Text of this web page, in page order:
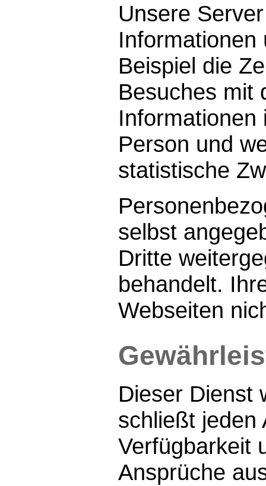
Unsere
Informationen
Beispiel die
Besuches mit
Informationen
Person und
statistische
selbst
Dritte
behandelt.
Webseiten
Dieser Dienst
schließt jeden
Verfügbarkeit
Ansprüche